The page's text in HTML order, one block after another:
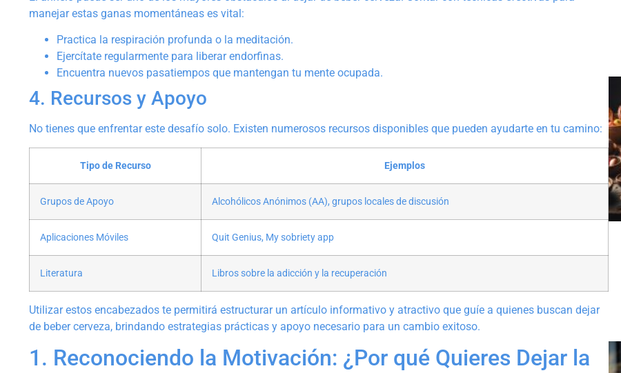
manejar estas ganas momentáneas es vital:
Practica la respiración profunda o la meditación.
Ejercítate regularmente para liberar endorfinas.
Encuentra nuevos pasatiempos que mantengan tu mente ocupada.
4. Recursos y Apoyo
No tienes que enfrentar este desafío solo. Existen numerosos recursos disponibles que pueden ayudarte en tu camino:
Tipo de Recurso Ejemplos
Grupos de Apoyo Alcohólicos Anónimos (AA), grupos locales de discusión
Aplicaciones Móviles Quit Genius, My sobriety app
Literatura Libros sobre la adicción y la recuperación
Utilizar estos encabezados te permitirá estructurar un artículo informativo y atractivo que guíe a quienes buscan dejar
de beber cerveza, brindando estrategias prácticas y apoyo necesario para un cambio exitoso.
1. Reconociendo la Motivación: ¿Por qué Quieres Dejar la